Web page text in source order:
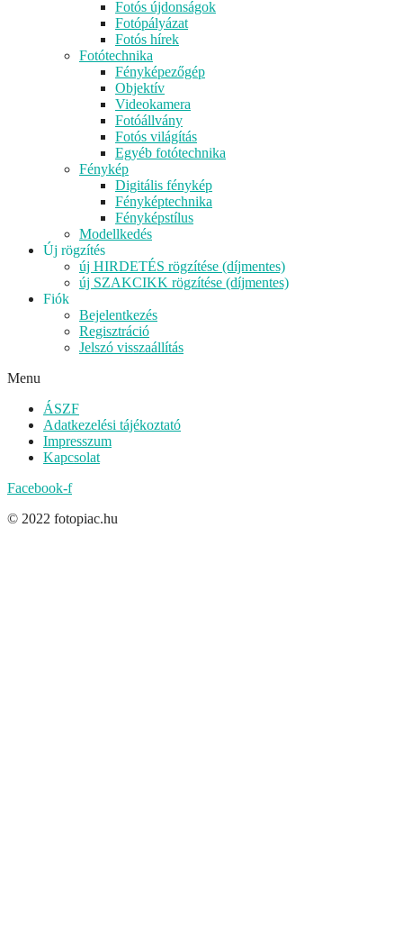
Fotós újdonságok
Fotópályázat
Fotós hírek
Fotótechnika
Fényképezőgép
Objektív
Videokamera
Fotóállvány
Fotós világítás
Egyéb fotótechnika
Fénykép
Digitális fénykép
Fényképtechnika
Fényképstílus
Modellkedés
Új rögzítés
új HIRDETÉS rögzítése (díjmentes)
új SZAKCIKK rögzítése (díjmentes)
Fiók
Bejelentkezés
Regisztráció
Jelszó visszaállítás
Menu
ÁSZF
Adatkezelési tájékoztató
Impresszum
Kapcsolat
Facebook-f
© 2022 fotopiac.hu